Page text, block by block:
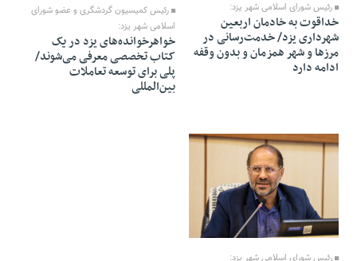
رئیس شورای اسلامی شهر یزد:
خداقوت به خادمان اربعین
شهرداری یزد/ خدمت‌رسانی در
مرزها و شهر همزمان و بدون وقفه
ادامه دارد
رئیس کمیسیون گردشگری و عضو شورای
اسلامی شهر یزد:
خواهرخوانده‌های یزد در یک
کتاب تخصصی معرفی می‌شوند/
پلی برای توسعه تعاملات
بین‌المللی
08 Mordad 1405 - 05:44